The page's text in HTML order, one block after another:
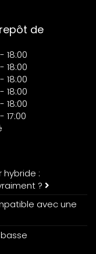
de
18:00
18:00
18:00
18:00
18:00
17:00
hybride :
?
avec une